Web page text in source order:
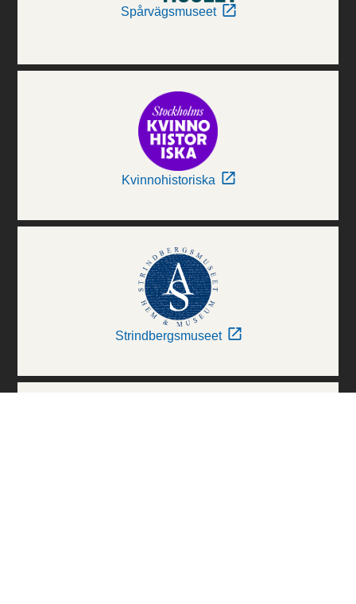
Spårvägsmuseet
Kvinnohistoriska
Strindbergsmuseet